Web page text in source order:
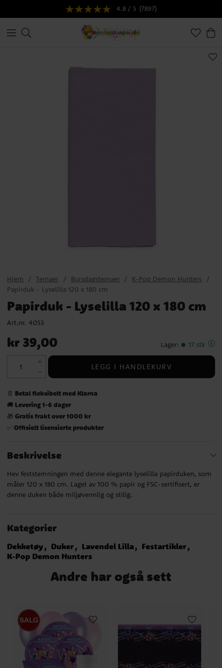
4.8 / 5 (7897)
Hjem Temaer Bursdagstemaer
K-Pop Demon Hunters
Papirduk - Lyselilla 120 x 180 cm
Papirduk - Lyselilla 120 x 180 cm
Art.nr. 4053
Pris
:kr 39,00
kr 39,00 Lager: 17 stk
LEGG I HANDLEKURV
📄 Betal fleksibelt med Klarna
🚚 Levering 1-6 dager
🎁 Gratis frakt over 1000 kr
✅ Offisielt lisensierte produkter
Beskrivelse
Hev feststemningen med denne elegante lyselilla papirduken, som
måler 120 x 180 cm. Laget av 100 % papir og FSC-sertifisert, er
denne duken både miljøvennlig og stilig.
Kategorier
Dekketøy Duker Lavendel Lilla
Festartikler
K-Pop Demon Hunters
Andre har også sett